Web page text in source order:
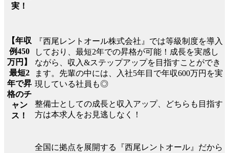
実！
【年収
例450
万円】
最短2
年で昇
格のチ
ャン
ス！
『西尾レントオール株式会社』では等級制度を導入
しており、最短2年での昇格が可能！成長を実感し
ながら、収入&ステップアップを目指すことができ
ます。先輩の中には、入社5年目で年収600万円を実
現している社員も◎
整備士としての成長と収入アップ、どちらも目指す
方は本求人をお見逃しなく！
全国に拠点を展開する『西尾レントオール』だから